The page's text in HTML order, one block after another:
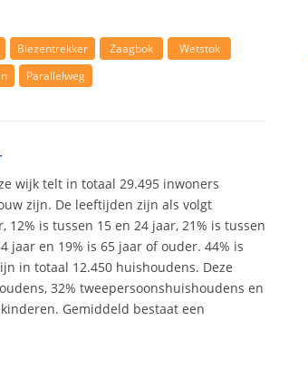
Biezentrekker Zaagbok
Wetstok
Parallelweg
wijk telt in totaal 29.495 inwoners
zijn. De leeftijden zijn als volgt
12% is tussen 15 en 24 jaar, 21% is tussen
jaar en 19% is 65 jaar of ouder. 44% is
in totaal 12.450 huishoudens. Deze
32% tweepersoonshuishoudens en
Gemiddeld bestaat een